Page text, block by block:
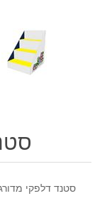
סטנד דלפקי